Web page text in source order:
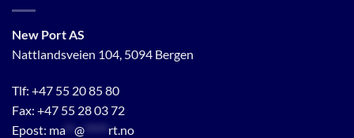
New Port AS
Nattlandsveien 104, 5094 Bergen
Tlf: +47 55 20 85 80
Fax: +47 55 28 03 72
Epost: ma** @ rt.no